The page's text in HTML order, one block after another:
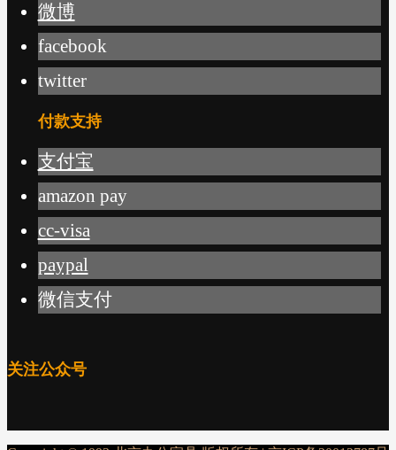
微博
facebook
twitter
付款支持
支付宝
amazon pay
cc-visa
paypal
微信支付
关注公众号